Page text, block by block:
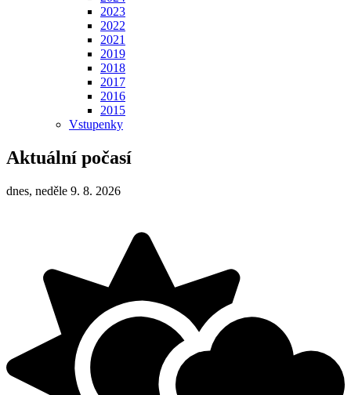
2023
2022
2021
2019
2018
2017
2016
2015
Vstupenky
Aktuální počasí
dnes, neděle 9. 8. 2026